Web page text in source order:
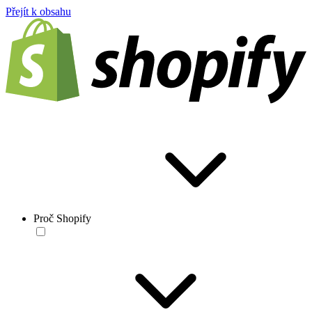
Přejít k obsahu
Proč Shopify